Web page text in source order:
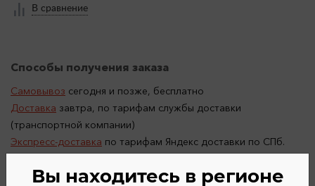
В сравнение
Способы получения заказа
Самовывоз сегодня и позже, бесплатно
Доставка завтра, по тарифам службы доставки
(транспортной компании)
Экспресс-доставка по тарифам Яндекс доставки по СПб.
Вы находитесь в регионе